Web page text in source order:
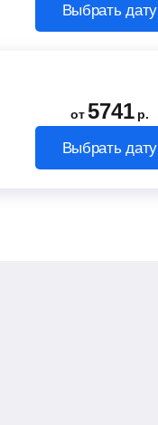
Выбрать дату
от5741 р.
Выбрать дату